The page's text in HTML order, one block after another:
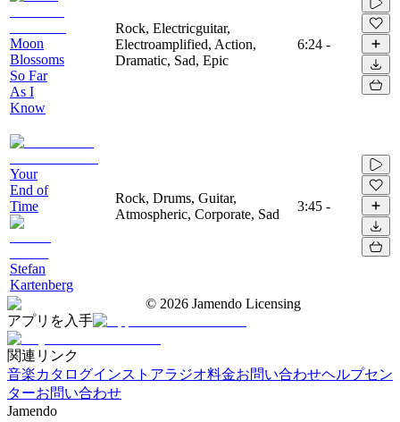
Moon
Blossoms
So Far
As I
Know
Rock, Electricguitar,
Electroamplified, Action,
Dramatic, Sad, Epic
6:24 -
Your
End of
Time
Stefan
Kartenberg
Rock, Drums, Guitar,
Atmospheric, Corporate, Sad
3:45 -
© 2026 Jamendo Licensing
アプリを入手
関連リンク
音楽カタログインストアラジオ料金お問い合わせヘルプセン
ターお問い合わせ
Jamendo